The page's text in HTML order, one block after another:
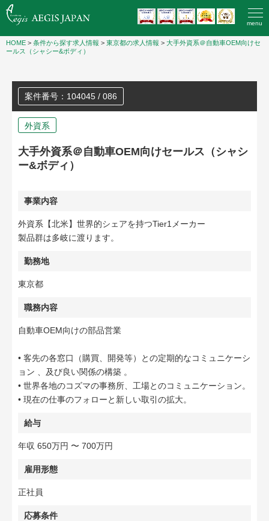
menu
HOME > 条件から探す求人情報 > 東京都の求人情報 > 大手外資系＠自動車OEM向けセ
ールス（シャシー&ボディ）
案件番号：104045 / 086
外資系
大手外資系＠自動車OEM向けセールス（シャシ
ー&ボディ）
事業内容
外資系【北米】世界的シェアを持つTier1メーカー
製品群は多岐に渡ります。
勤務地
東京都
職務内容
自動車OEM向けの部品営業
• 客先の各窓口（購買、開発等）との定期的なコミュニケーシ
ョン 、及び良い関係の構築 。
• 世界各地のコズマの事務所、工場とのコミュニケーション。
• 現在の仕事のフォローと新しい取引の拡大。
給与
年収 650万円 〜 700万円
雇用形態
正社員
応募条件